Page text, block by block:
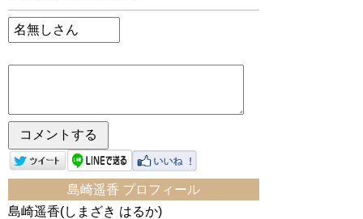
島崎遥香 プロフィール
島崎遥香(しまざき はるか)